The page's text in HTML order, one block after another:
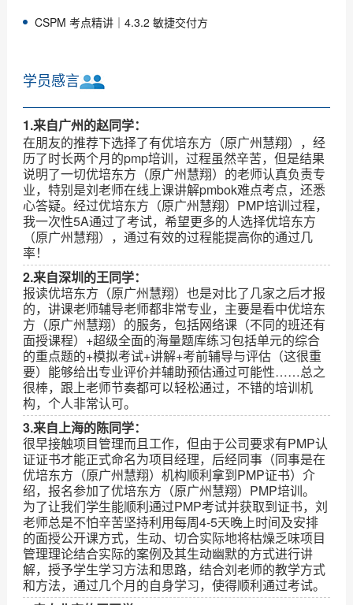
CSPM 考点精讲｜4.3.2 敏捷交付方
学员感言
1.来自广州的赵同学：
在朋友的推荐下选择了有优培东方（原广州慧翔），经
历了时长两个月的pmp培训，过程虽然辛苦，但是结果
说明了一切优培东方（原广州慧翔）的老师认真负责专
业，特别是刘老师在线上课讲解pmbok难点考点，还悉
心答疑。经过优培东方（原广州慧翔）PMP培训过程，
我一次性5A通过了考试，希望更多的人选择优培东方
（原广州慧翔），通过有效的过程能提高你的通过几
率！
2.来自深圳的王同学：
报读优培东方（原广州慧翔）也是对比了几家之后才报
的，讲课老师辅导老师都非常专业，主要是看中优培东
方（原广州慧翔）的服务，包括网络课（不同的班还有
面授课程）+超级全面的海量题库练习包括单元的综合
的重点题的+模拟考试+讲解+考前辅导与评估（这很重
要）能够给出专业评价并辅助预估通过可能性……总之
很棒，跟上老师节奏都可以轻松通过，不错的培训机
构，个人非常认可。
3.来自上海的陈同学：
很早接触项目管理而且工作，但由于公司要求有PMP认
证证书才能正式命名为项目经理，后经同事（同事是在
优培东方（原广州慧翔）机构顺利拿到PMP证书）介
绍，报名参加了优培东方（原广州慧翔）PMP培训。
为了让我们学生能顺利通过PMP考试并获取到证书，刘
老师总是不怕辛苦坚持利用每周4-5天晚上时间及安排
的面授公开课方式，生动、切合实际地将枯燥乏味项目
管理理论结合实际的案例及其生动幽默的方式进行讲
解，授予学生学习方法和思路，结合刘老师的教学方式
和方法，通过几个月的自身学习，使得顺利通过考试。